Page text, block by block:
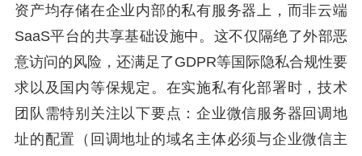
资产均存储在企业内部的私有服务器上，而非云端
SaaS平台的共享基础设施中。这不仅隔绝了外部恶
意访问的风险，还满足了GDPR等国际隐私合规性要
求以及国内等保规定。在实施私有化部署时，技术
团队需特别关注以下要点：企业微信服务器回调地
址的配置（回调地址的域名主体必须与企业微信主